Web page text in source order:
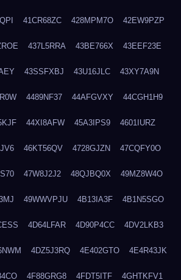
41CR68ZC 428MPM7O 42EW9PZP
437L5RRA 43BE766X 43EEF23E
43SSFXBJ 43U16JLC 43XY7A9N
4489NF37 44AFGVXY 44CGH1H9
44XI8AFW 45A3IPS9 4601IURZ
46KT56QV 4728GJZN 47CQFY0O
47W8J2J2 48QJBQ0X 49MZ8W4O
49WWVPJU 4B13IA3F 4B1N5SGO
4D64LFAR 4D90P4CC 4DV2LKB3
4DZ5J3RQ 4E402GTO 4E4R43JK
4F88GRG8 4FDT5ITF 4GHTKFV1